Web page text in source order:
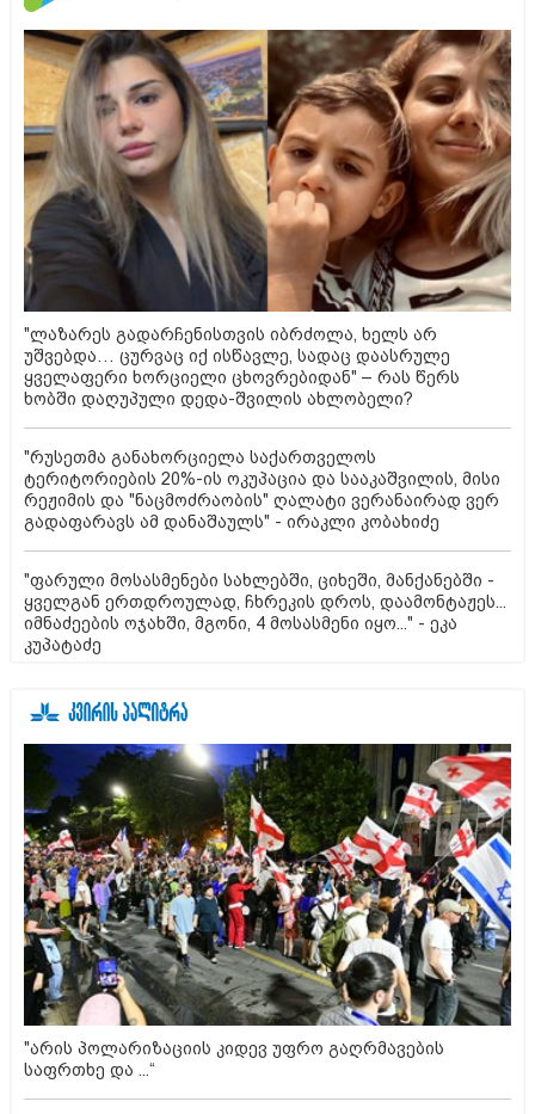
"ლაზარეს გადარჩენისთვის იბრძოლა, ხელს არ
უშვებდა… ცურვაც იქ ისწავლე, სადაც დაასრულე
ყველაფერი ხორციელი ცხოვრებიდან" – რას წერს
ხობში დაღუპული დედა-შვილის ახლობელი?
"რუსეთმა განახორციელა საქართველოს
ტერიტორიების 20%-ის ოკუპაცია და სააკაშვილის, მისი
რეჟიმის და "ნაცმოძრაობის" ღალატი ვერანაირად ვერ
გადაფარავს ამ დანაშაულს" - ირაკლი კობახიძე
"ფარული მოსასმენები სახლებში, ციხეში, მანქანებში -
ყველგან ერთდროულად, ჩხრეკის დროს, დაამონტაჟეს...
იმნაძეების ოჯახში, მგონი, 4 მოსასმენი იყო..." - ეკა
კუპატაძე
"არის პოლარიზაციის კიდევ უფრო გაღრმავების
საფრთხე და ...“